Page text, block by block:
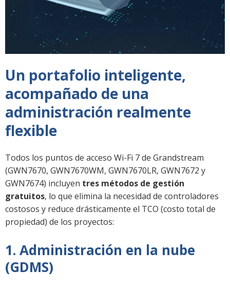
Un portafolio inteligente,
acompañado de una
administración realmente
flexible
Todos los puntos de acceso Wi-Fi 7 de Grandstream
(GWN7670, GWN7670WM, GWN7670LR, GWN7672 y
GWN7674) incluyen tres métodos de gestión
gratuitos, lo que elimina la necesidad de controladores
costosos y reduce drásticamente el TCO (costo total de
propiedad) de los proyectos:
1. Administración en la nube
(GDMS)